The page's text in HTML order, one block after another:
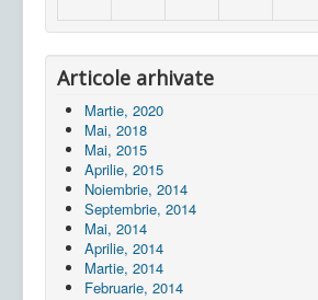
Articole arhivate
Martie, 2020
Mai, 2018
Mai, 2015
Aprilie, 2015
Noiembrie, 2014
Septembrie, 2014
Mai, 2014
Aprilie, 2014
Martie, 2014
Februarie, 2014